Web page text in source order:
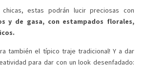
estas podrán lucir preciosas con
y de gasa, con estampados florales,
también el típico traje tradicional! Y a dar
para dar con un look desenfadado: